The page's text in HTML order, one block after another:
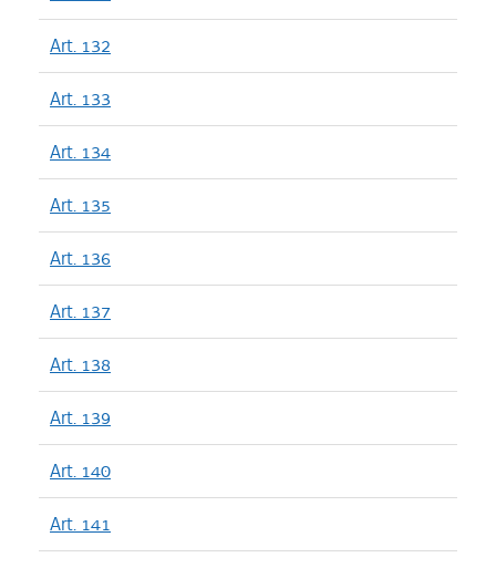
Art. 132
Art. 133
Art. 134
Art. 135
Art. 136
Art. 137
Art. 138
Art. 139
Art. 140
Art. 141